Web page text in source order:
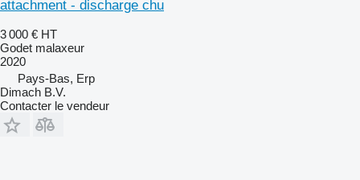
attachment - discharge chu
3 000 € HT
Godet malaxeur
2020
Pays-Bas, Erp
Dimach B.V.
Contacter le vendeur